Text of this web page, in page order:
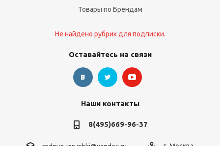
Товары по Брендам
Не найдено рубрик для подписки.
Оставайтесь на связи
Наши контакты
8(495)669-96-37